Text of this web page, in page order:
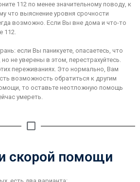
112 по менее значительному поводу, к
что выяснение уровня срочности
возможно. Если Вы вне дома и что-то
112.
если Вы паникуете, опасаетесь, что
но не уверены в этом, перестрахуйтесь.
переживаниях. Это нормально, Вам
возможность обратиться к другим
то оставьте неотложную помощь
умереть.
скорой помощи